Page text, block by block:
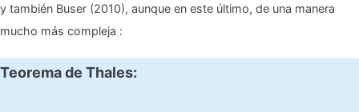
y también Buser (2010), aunque en este último, de una manera
mucho más compleja :
Teorema de Thales: